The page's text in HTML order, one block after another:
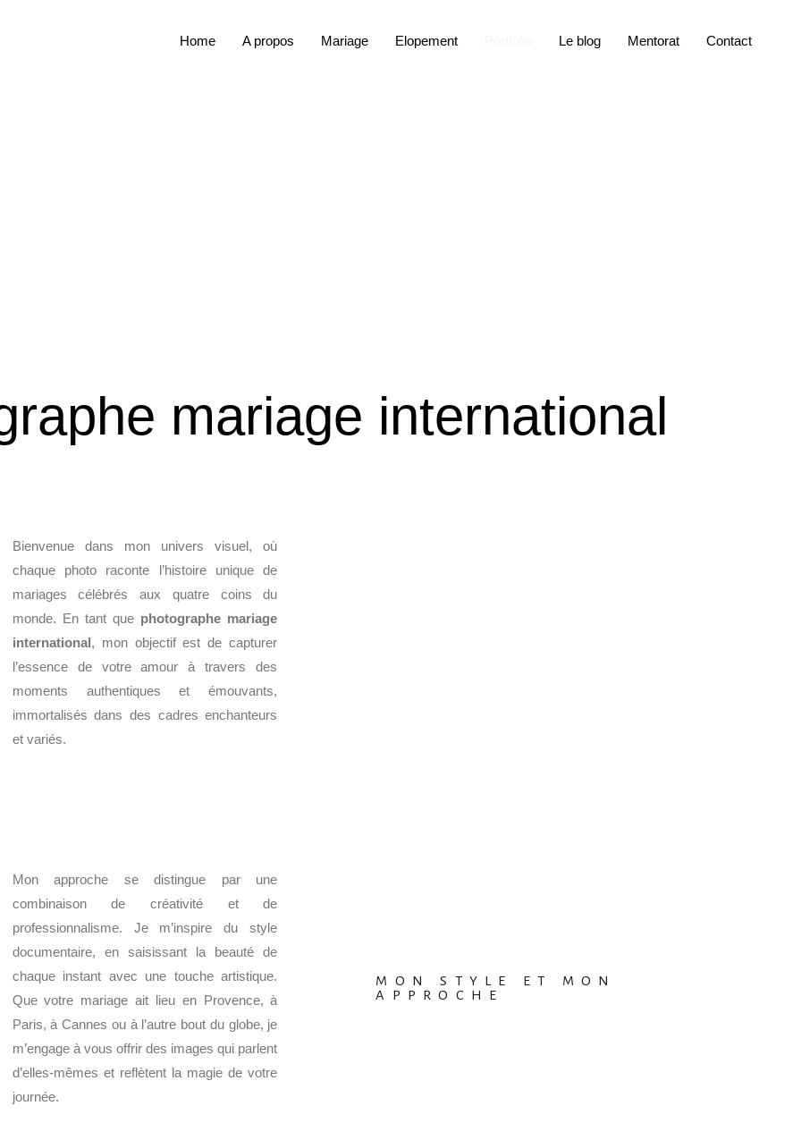
Home A propos Mariage Elopement Le blog Mentorat Contact
mariage international
Bienvenue dans mon univers visuel, où
chaque photo raconte l’histoire unique de
mariages célébrés aux quatre coins du
monde. En tant que photographe mariage
international, mon objectif est de capturer
l’essence de votre amour à travers des
moments authentiques et émouvants,
immortalisés dans des cadres enchanteurs
et variés.
Mon approche se distingue par une
combinaison de créativité et de
professionnalisme. Je m’inspire du style
documentaire, en saisissant la beauté de
chaque instant avec une touche artistique.
Que votre mariage ait lieu en Provence, à
Paris, à Cannes ou à l’autre bout du globe, je
m’engage à vous offrir des images qui parlent
d’elles-mêmes et reflètent la magie de votre
journée.
MON STYLE ET MON
APPROCHE